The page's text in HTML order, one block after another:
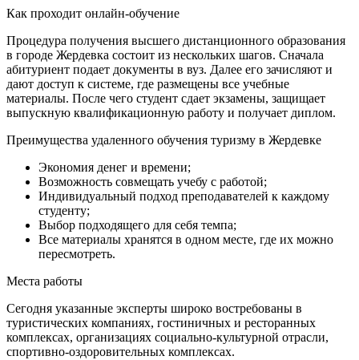
Как проходит онлайн-обучение
Процедура получения высшего дистанционного образования
в городе Жердевка состоит из нескольких шагов. Сначала
абитуриент подает документы в вуз. Далее его зачисляют и
дают доступ к системе, где размещены все учебные
материалы. После чего студент сдает экзамены, защищает
выпускную квалификационную работу и получает диплом.
Преимущества удаленного обучения туризму в Жердевке
Экономия денег и времени;
Возможность совмещать учебу с работой;
Индивидуальный подход преподавателей к каждому
студенту;
Выбор подходящего для себя темпа;
Все материалы хранятся в одном месте, где их можно
пересмотреть.
Места работы
Сегодня указанные эксперты широко востребованы в
туристических компаниях, гостиничных и ресторанных
комплексах, организациях социально-культурной отрасли,
спортивно-оздоровительных комплексах.